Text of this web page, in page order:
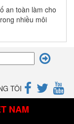
an toàn làm cho
nhiều môi
TÔI
NAM